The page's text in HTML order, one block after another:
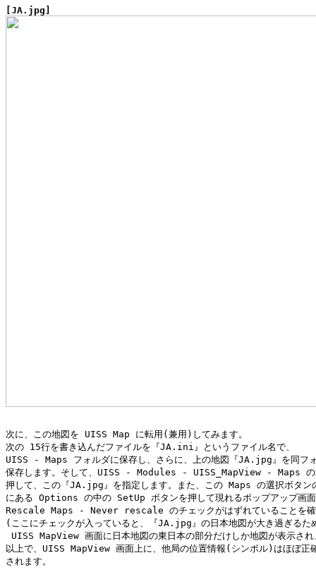
[JA.jpg]
次に、この地図を UISS Map に転用(兼用)してみます。
次の 15行を書き込んだファイルを『JA.ini』というファイル名で、
UISS - Maps フォルダに保存し、さらに、上の地図『JA.jpg』を同フ
保存します。そして、UISS - Modules - UISS_MapView - Maps の
押して、この『JA.jpg』を指定します。また、この Maps の選択ボタン
にある Options の中の SetUp ボタンを押して現れるポップアップ画面
Rescale Maps - Never rescale のチェックがはずれていることを確
(ここにチェックが入っていると、『JA.jpg』の日本地図が大き過ぎるた
UISS MapView 画面に日本地図の東日本の部分だけしか地図が表示さ
以上で、UISS MapView 画面上に、他局の位置情報(シンボル)はほぼ正
されます。